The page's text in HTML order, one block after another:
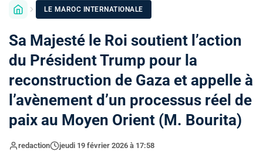
LE MAROC INTERNATIONALE
Sa Majesté le Roi soutient l’action
du Président Trump pour la
reconstruction de Gaza et appelle à
l’avènement d’un processus réel de
paix au Moyen Orient (M. Bourita)
redaction jeudi 19 février 2026 à 17:58